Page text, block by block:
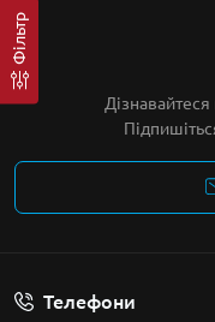
Фільтр
Телефони